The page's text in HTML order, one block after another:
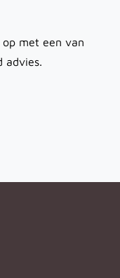
met een van
advies.